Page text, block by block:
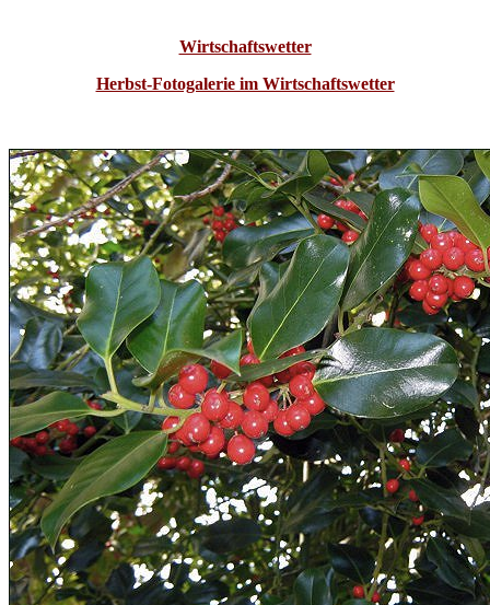
Wirtschaftswetter
Herbst-Fotogalerie im Wirtschaftswetter